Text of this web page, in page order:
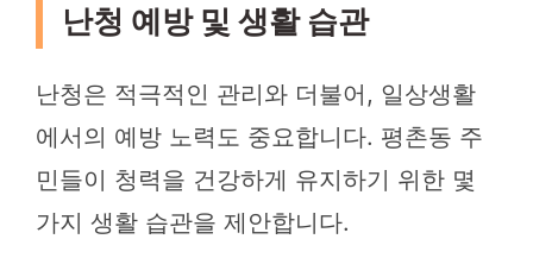
난청 예방 및 생활 습관
난청은 적극적인 관리와 더불어, 일상생활
에서의 예방 노력도 중요합니다. 평촌동 주
민들이 청력을 건강하게 유지하기 위한 몇
가지 생활 습관을 제안합니다.